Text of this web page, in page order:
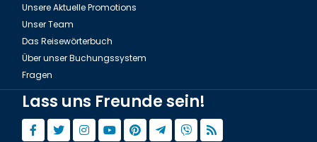
Unsere Aktuelle Promotions
Unser Team
Das Reisewörterbuch
Über unser Buchungssystem
Fragen
Lass uns Freunde sein!